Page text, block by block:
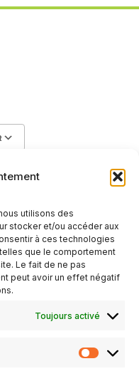
utilisons des
stocker et/ou accéder aux
à ces technologies
que le comportement
Le fait de ne pas
peut avoir un effet négatif
Toujours activé
Département
midi à Tuffé.
de Club qui